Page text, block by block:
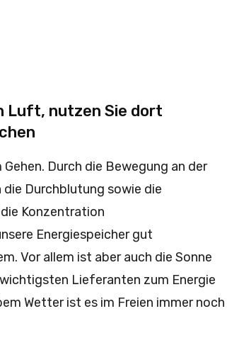
Luft, nutzen Sie dort
Durch die Bewegung an der
Durchblutung sowie die
Konzentration
Energiespeicher gut
Vor allem ist aber auch die Sonne
Lieferanten zum Energie
Wetter ist es im Freien immer noch